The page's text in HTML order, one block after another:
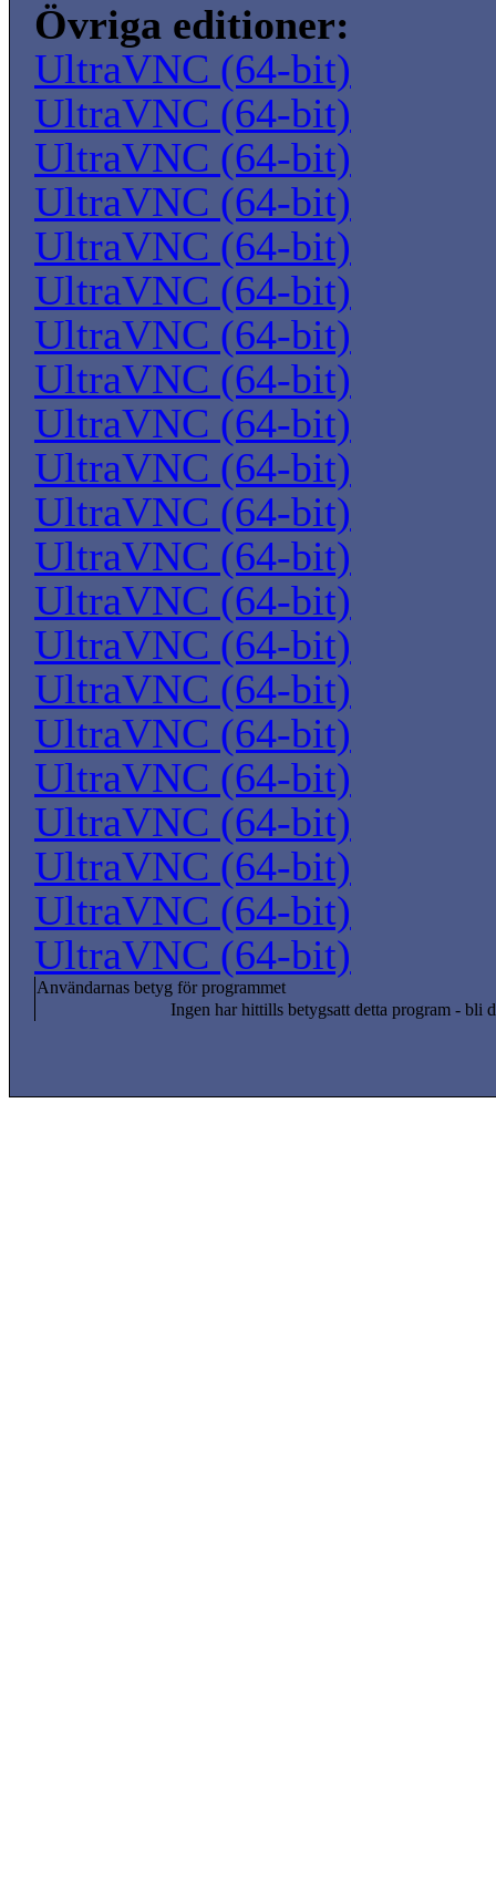
Övriga editioner:
UltraVNC (64-bit)
UltraVNC (64-bit)
UltraVNC (64-bit)
UltraVNC (64-bit)
UltraVNC (64-bit)
UltraVNC (64-bit)
UltraVNC (64-bit)
UltraVNC (64-bit)
UltraVNC (64-bit)
UltraVNC (64-bit)
UltraVNC (64-bit)
UltraVNC (64-bit)
UltraVNC (64-bit)
UltraVNC (64-bit)
UltraVNC (64-bit)
UltraVNC (64-bit)
UltraVNC (64-bit)
UltraVNC (64-bit)
UltraVNC (64-bit)
UltraVNC (64-bit)
UltraVNC (64-bit)
Användarnas betyg för programmet
Ingen har hittills betygsatt detta program - bli